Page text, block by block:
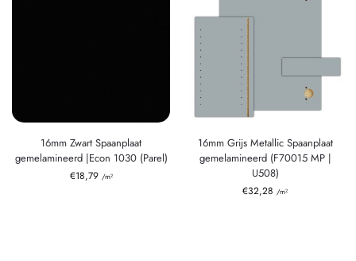
16mm Zwart Spaanplaat
gemelamineerd |Econ 1030 (Parel)
€18,79 /m²
16mm Grijs Metallic Spaanplaat
gemelamineerd (F70015 MP |
U508)
€32,28 /m²